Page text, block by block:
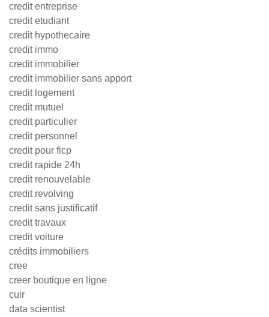
credit entreprise
credit etudiant
credit hypothecaire
credit immo
credit immobilier
credit immobilier sans apport
credit logement
credit mutuel
credit particulier
credit personnel
credit pour ficp
credit rapide 24h
credit renouvelable
credit revolving
credit sans justificatif
credit travaux
credit voiture
crédits immobiliers
cree
creer boutique en ligne
cuir
data scientist